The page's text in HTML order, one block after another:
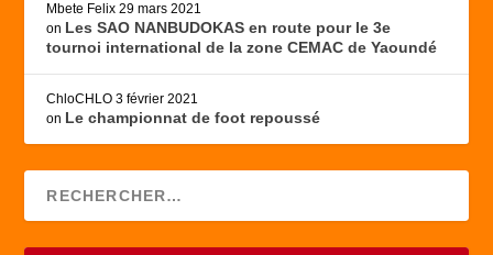
Mbete Felix 29 mars 2021
on Les SAO NANBUDOKAS en route pour le 3e
tournoi international de la zone CEMAC de Yaoundé
ChloCHLO 3 février 2021
on Le championnat de foot repoussé